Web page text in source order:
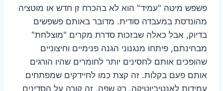
פשפש מיטה "עמיד" הוא לא בהכרח זן חדש או מוטציה
מהונדסת במעבדה סודית. מדובר באותם פשפשים
בדיוק, אבל כאלה שבזכות סדרת מקרים "מוצלחת"
מבחינתם, פיתחו מנגנוני הגנה פנימיים וחיצוניים
שהופכים אותם לחסינים יותר לחומרים שהיו הורגים
אותם פעם בקלות. זה קצת כמו לחיידקים שמפתחים
עמידות לאנטיביוטיקה. רק שפה, זה קורה על הסדינים